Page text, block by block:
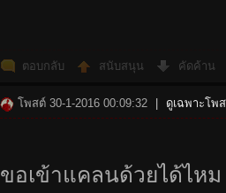
ตอบกลับ สนับสนุน คัดค้าน
โพสต์ 30-1-2016 00:09:32 ดูเฉพาะโพ
ขอเข้าแคลนด้วยได้ไห